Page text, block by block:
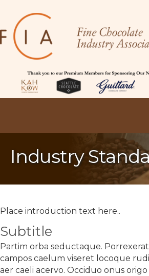
Industry
Place introduction text here..
Subtitle
Partim orba seductaque.
campos caelum viseret locoque
aer caeli acervo. Occiduo onus